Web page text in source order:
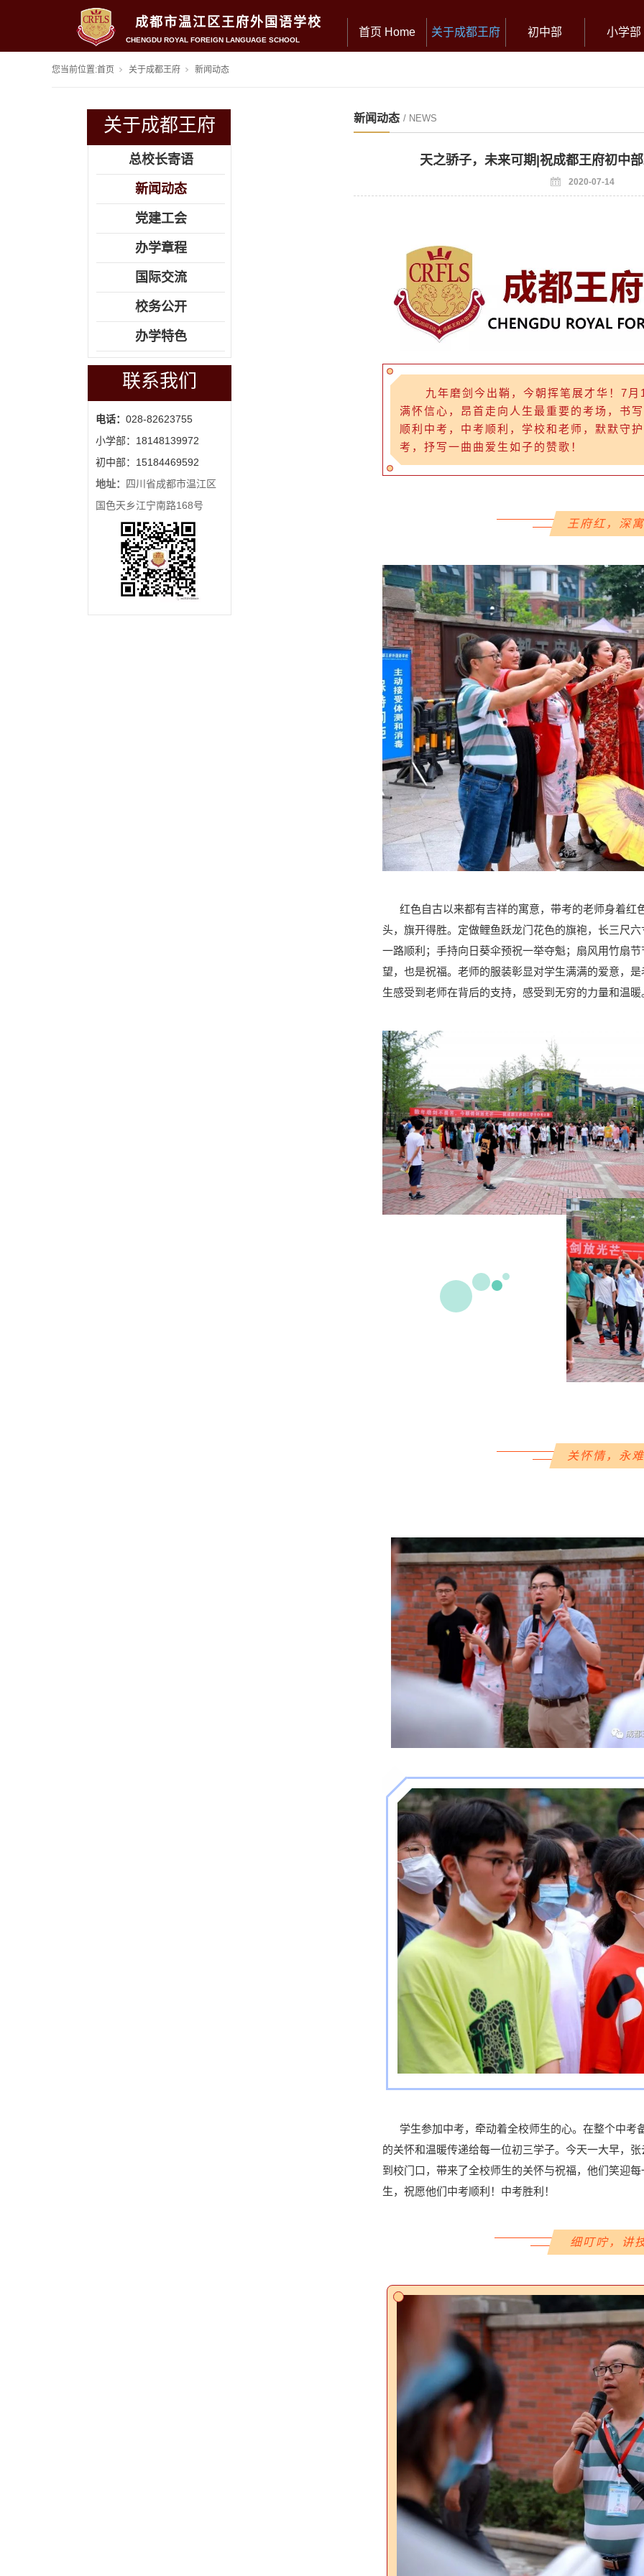
成都市温江区王府外国语学校
CHENGDU ROYAL FOREIGN LANGUAGE SCHOOL
首页 Home 关于成都王府 初中部 小学部
您当前位置:首页 关于成都王府 新闻动态
关于成都王府
总校长寄语
新闻动态
党建工会
办学章程
国际交流
校务公开
办学特色
联系我们
电话： 028-82623755
小学部：18148139972
初中部：15184469592
地址：
四川省成都市温江区
国色天乡江宁南路168号
新闻动态 / NEWS
天之骄子，未来可期|祝成都王府初中
2020-07-14
九年磨剑今出鞘，今朝挥笔展才华！7月
满怀信心，昂首走向人生最重要的考场，书
顺利中考，中考顺利，学校和老师，默默守
考，抒写一曲曲爱生如子的赞歌！
王府红，深
红色自古以来都有吉祥的寓意，带考的老师身着红
头，旗开得胜。定做鲤鱼跃龙门花色的旗袍，长三尺
一路顺利；手持向日葵伞预祝一举夺魁；扇风用竹扇
望，也是祝福。老师的服装彰显对学生满满的爱意，
生感受到老师在背后的支持，感受到无穷的力量和温暖
关怀情，永
学生参加中考，牵动着全校师生的心。在整个中考
的关怀和温暖传递给每一位初三学子。今天一大早，
到校门口，带来了全校师生的关怀与祝福，他们笑迎
生，祝愿他们中考顺利！中考胜利！
细叮咛，讲